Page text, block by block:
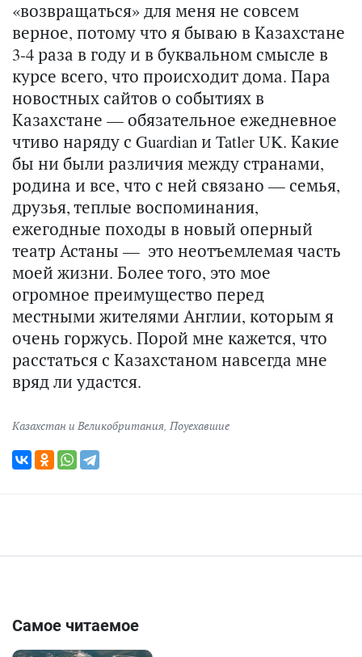
«возвращаться» для меня не совсем
верное, потому что я бываю в Казахстане
3-4 раза в году и в буквальном смысле в
курсе всего, что происходит дома. Пара
новостных сайтов о событиях в
Казахстане — обязательное ежедневное
чтиво наряду с Guardian и Tatler UK. Какие
бы ни были различия между странами,
родина и все, что с ней связано — семья,
друзья, теплые воспоминания,
ежегодные походы в новый оперный
театр Астаны — это неотъемлемая часть
моей жизни. Более того, это мое
огромное преимущество перед
местными жителями Англии, которым я
очень горжусь. Порой мне кажется, что
расстаться с Казахстаном навсегда мне
вряд ли удастся.
Казахстан и Великобритания, Поуехавшие
Самое читаемое